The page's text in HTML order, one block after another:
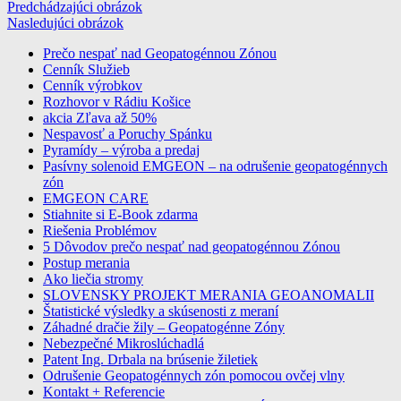
Predchádzajúci obrázok
Nasledujúci obrázok
profesionalne meranie a odrušenie
geopatogennych zon
Prečo nespať nad Geopatogénnou Zónou
Cenník Služieb
Cenník výrobkov
Rozhovor v Rádiu Košice
akcia Zľava až 50%
Nespavosť a Poruchy Spánku
Pyramídy – výroba a predaj
Pasívny solenoid EMGEON – na odrušenie geopatogénnych
zón
EMGEON CARE
Stiahnite si E-Book zdarma
Riešenia Problémov
5 Dôvodov prečo nespať nad geopatogénnou Zónou
Postup merania
Ako liečia stromy
SLOVENSKY PROJEKT MERANIA GEOANOMALII
Štatistické výsledky a skúsenosti z meraní
Záhadné dračie žily – Geopatogénne Zóny
Nebezpečné Mikroslúchadlá
Patent Ing. Drbala na brúsenie žiletiek
Odrušenie Geopatogénnych zón pomocou ovčej vlny
Kontakt + Referencie